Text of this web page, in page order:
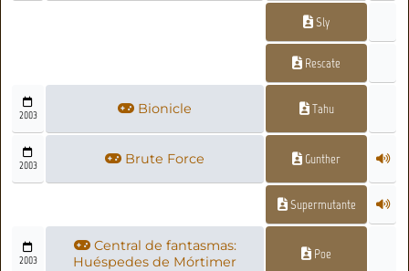
Sly
Rescate
2003 Bionicle Tahu
2003 Brute Force Gunther
Supermutante
2003
Central de fantasmas:
Huéspedes de Mórtimer
Poe